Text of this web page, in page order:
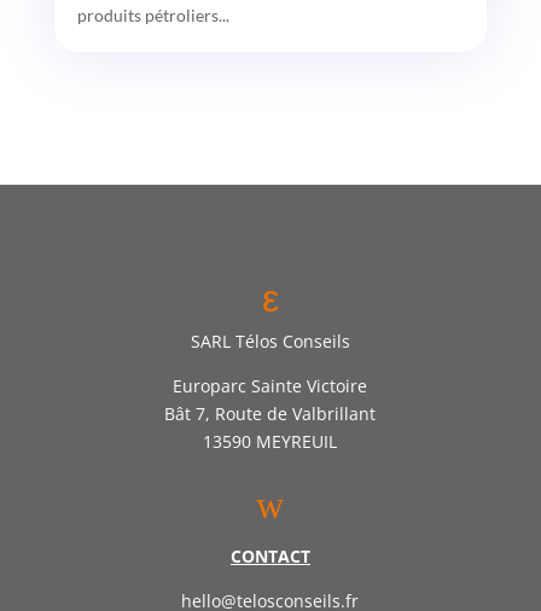
produits pétroliers...
ε
SARL Télos Conseils
Europarc Sainte Victoire
Bât 7, Route de Valbrillant
13590 MEYREUIL
w
CONTACT
hello@telosconseils.fr